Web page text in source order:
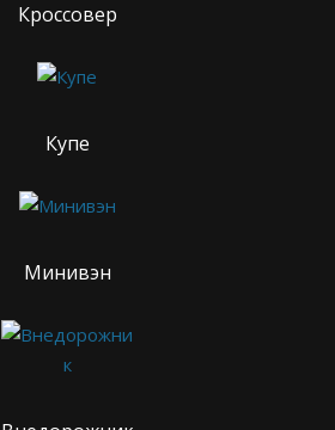
Кроссовер
Купе
Минивэн